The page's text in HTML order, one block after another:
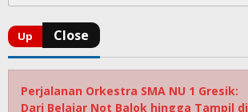
Perjalanan Orkestra SMA NU 1 Gresik:
Dari Belajar Not Balok hingga Tampil di